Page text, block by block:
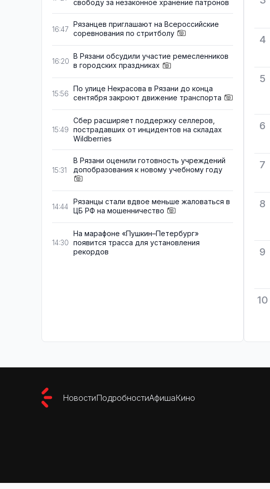
свободу за незаконное хранение патронов
16:47
Рязанцев приглашают на Всероссийские
соревнования по стритболу
16:20
В Рязани обсудили участие ремесленников
в городских праздниках
15:56
По улице Некрасова в Рязани до конца
сентября закроют движение транспорта
15:49
Сбер расширяет поддержку селлеров,
пострадавших от инцидентов на складах
Wildberries
15:31
В Рязани оценили готовность учреждений
допобразования к новому учебному году
14:44
Рязанцы стали вдвое меньше жаловаться в
ЦБ РФ на мошенничество
14:30
На марафоне «Пушкин–Петербург»
появится трасса для установления
рекордов
4
5
6
7
8
9
10
НовостиПодробностиАфишаКино